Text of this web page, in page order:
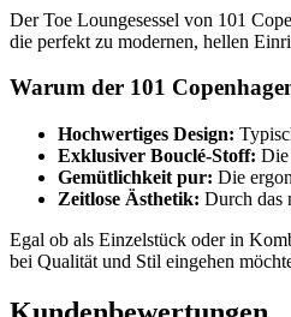
Der Toe Loungesessel von 101
die perfekt zu modernen, hellen
Warum der 101
Hochwertiges Design:
Exklusiver Bouclé-Stoff: Die
Gemütlichkeit pur: Die
Zeitlose Ästhetik: Durch das
Egal ob als Einzelstück oder in
bei Qualität und Stil eingehen